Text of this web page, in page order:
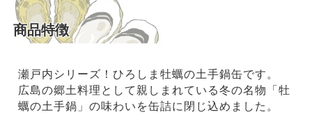
商品特徴
瀬戸内シリーズ！ひろしま牡蠣の土手鍋缶です。
広島の郷土料理として親しまれている冬の名物「牡
蠣の土手鍋」の味わいを缶詰に閉じ込めました。